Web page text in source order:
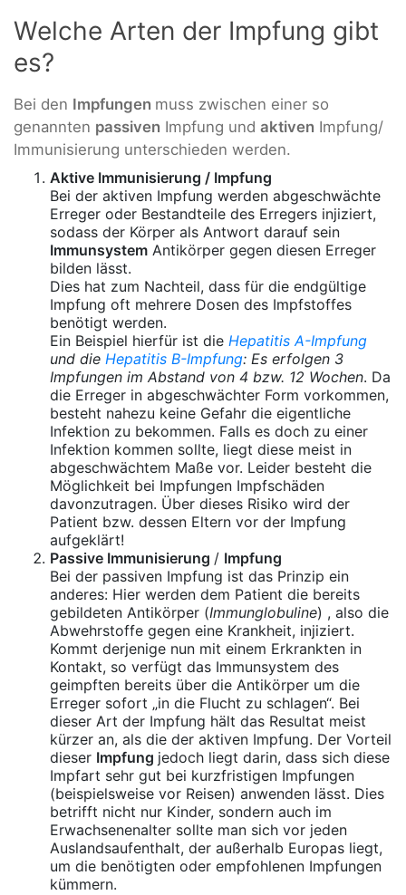
Welche Arten der Impfung gibt
es?
Bei den Impfungen muss zwischen einer so
genannten passiven Impfung und aktiven Impfung/
Immunisierung unterschieden werden.
Aktive Immunisierung / Impfung
Bei der aktiven Impfung werden abgeschwächte
Erreger oder Bestandteile des Erregers injiziert,
sodass der Körper als Antwort darauf sein
Immunsystem Antikörper gegen diesen Erreger
bilden lässt.
Dies hat zum Nachteil, dass für die endgültige
Impfung oft mehrere Dosen des Impfstoffes
benötigt werden.
Ein Beispiel hierfür ist die Hepatitis A-Impfung
und die Hepatitis B-Impfung: Es erfolgen 3
Impfungen im Abstand von 4 bzw. 12 Wochen. Da
die Erreger in abgeschwächter Form vorkommen,
besteht nahezu keine Gefahr die eigentliche
Infektion zu bekommen. Falls es doch zu einer
Infektion kommen sollte, liegt diese meist in
abgeschwächtem Maße vor. Leider besteht die
Möglichkeit bei Impfungen Impfschäden
davonzutragen. Über dieses Risiko wird der
Patient bzw. dessen Eltern vor der Impfung
aufgeklärt!
Passive Immunisierung / Impfung
Bei der passiven Impfung ist das Prinzip ein
anderes: Hier werden dem Patient die bereits
gebildeten Antikörper (Immunglobuline) , also die
Abwehrstoffe gegen eine Krankheit, injiziert.
Kommt derjenige nun mit einem Erkrankten in
Kontakt, so verfügt das Immunsystem des
geimpften bereits über die Antikörper um die
Erreger sofort „in die Flucht zu schlagen“. Bei
dieser Art der Impfung hält das Resultat meist
kürzer an, als die der aktiven Impfung. Der Vorteil
dieser Impfung jedoch liegt darin, dass sich diese
Impfart sehr gut bei kurzfristigen Impfungen
(beispielsweise vor Reisen) anwenden lässt. Dies
betrifft nicht nur Kinder, sondern auch im
Erwachsenenalter sollte man sich vor jeden
Auslandsaufenthalt, der außerhalb Europas liegt,
um die benötigten oder empfohlenen Impfungen
kümmern.